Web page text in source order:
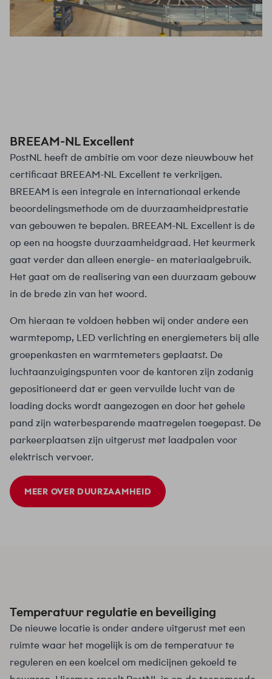
BREEAM-NL Excellent
PostNL heeft de ambitie om voor deze nieuwbouw het
certificaat BREEAM-NL Excellent te verkrijgen.
BREEAM is een integrale en internationaal erkende
beoordelingsmethode om de duurzaamheidprestatie
van gebouwen te bepalen. BREEAM-NL Excellent is de
op een na hoogste duurzaamheidgraad. Het keurmerk
gaat verder dan alleen energie- en materiaalgebruik.
Het gaat om de realisering van een duurzaam gebouw
in de brede zin van het woord.
Om hieraan te voldoen hebben wij onder andere een
warmtepomp, LED verlichting en energiemeters bij alle
groepenkasten en warmtemeters geplaatst. De
luchtaanzuigingspunten voor de kantoren zijn zodanig
gepositioneerd dat er geen vervuilde lucht van de
loading docks wordt aangezogen en door het gehele
pand zijn waterbesparende maatregelen toegepast. De
parkeerplaatsen zijn uitgerust met laadpalen voor
elektrisch vervoer.
MEER OVER DUURZAAMHEID
Temperatuur regulatie en beveiliging
De nieuwe locatie is onder andere uitgerust met een
ruimte waar het mogelijk is om de temperatuur te
reguleren en een koelcel om medicijnen gekoeld te